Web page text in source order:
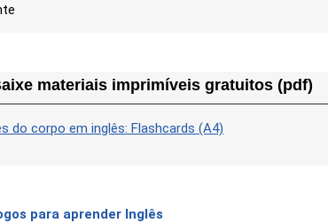
materiais imprimíveis gratuitos (pdf)
do corpo em inglês: Flashcards (A4)
para aprender Inglês